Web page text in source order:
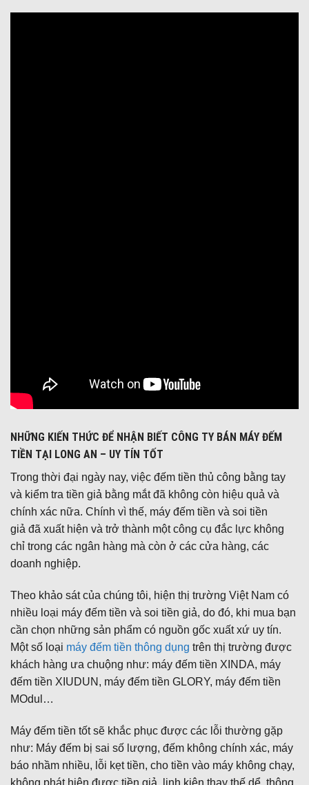
NHỮNG KIẾN THỨC ĐỂ NHẬN BIẾT CÔNG TY BÁN MÁY ĐẾM
TIỀN TẠI LONG AN – UY TÍN TỐT
Trong thời đại ngày nay, việc đếm tiền thủ công bằng tay
và kiểm tra tiền giả bằng mắt đã không còn hiệu quả và
chính xác nữa. Chính vì thế, máy đếm tiền và soi tiền
giả đã xuất hiện và trở thành một công cụ đắc lực không
chỉ trong các ngân hàng mà còn ở các cửa hàng, các
doanh nghiệp.
Theo khảo sát của chúng tôi, hiện thị trường Việt Nam có
nhiều loại máy đếm tiền và soi tiền giả, do đó, khi mua bạn
cần chọn những sản phẩm có nguồn gốc xuất xứ uy tín.
Một số loại máy đếm tiền thông dụng trên thị trường được
khách hàng ưa chuộng như: máy đếm tiền XINDA, máy
đếm tiền XIUDUN, máy đếm tiền GLORY, máy đếm tiền
MOdul…
Máy đếm tiền tốt sẽ khắc phục được các lỗi thường gặp
như: Máy đếm bị sai số lượng, đếm không chính xác, máy
báo nhầm nhiều, lỗi kẹt tiền, cho tiền vào máy không chạy,
không phát hiện được tiền giả, linh kiện thay thế dể, thông